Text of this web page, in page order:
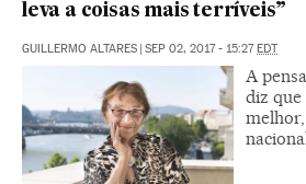
leva a coisas mais terríveis”
GUILLERMO ALTARES | SEP 02, 2017 - 15:27EDT
A
diz que